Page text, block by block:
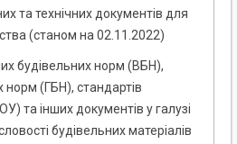
та технічних документів для
(станом на 02.11.2022)
будівельних норм (ВБН),
норм (ГБН), стандартів
та інших документів у галузі
будівельних матеріалів